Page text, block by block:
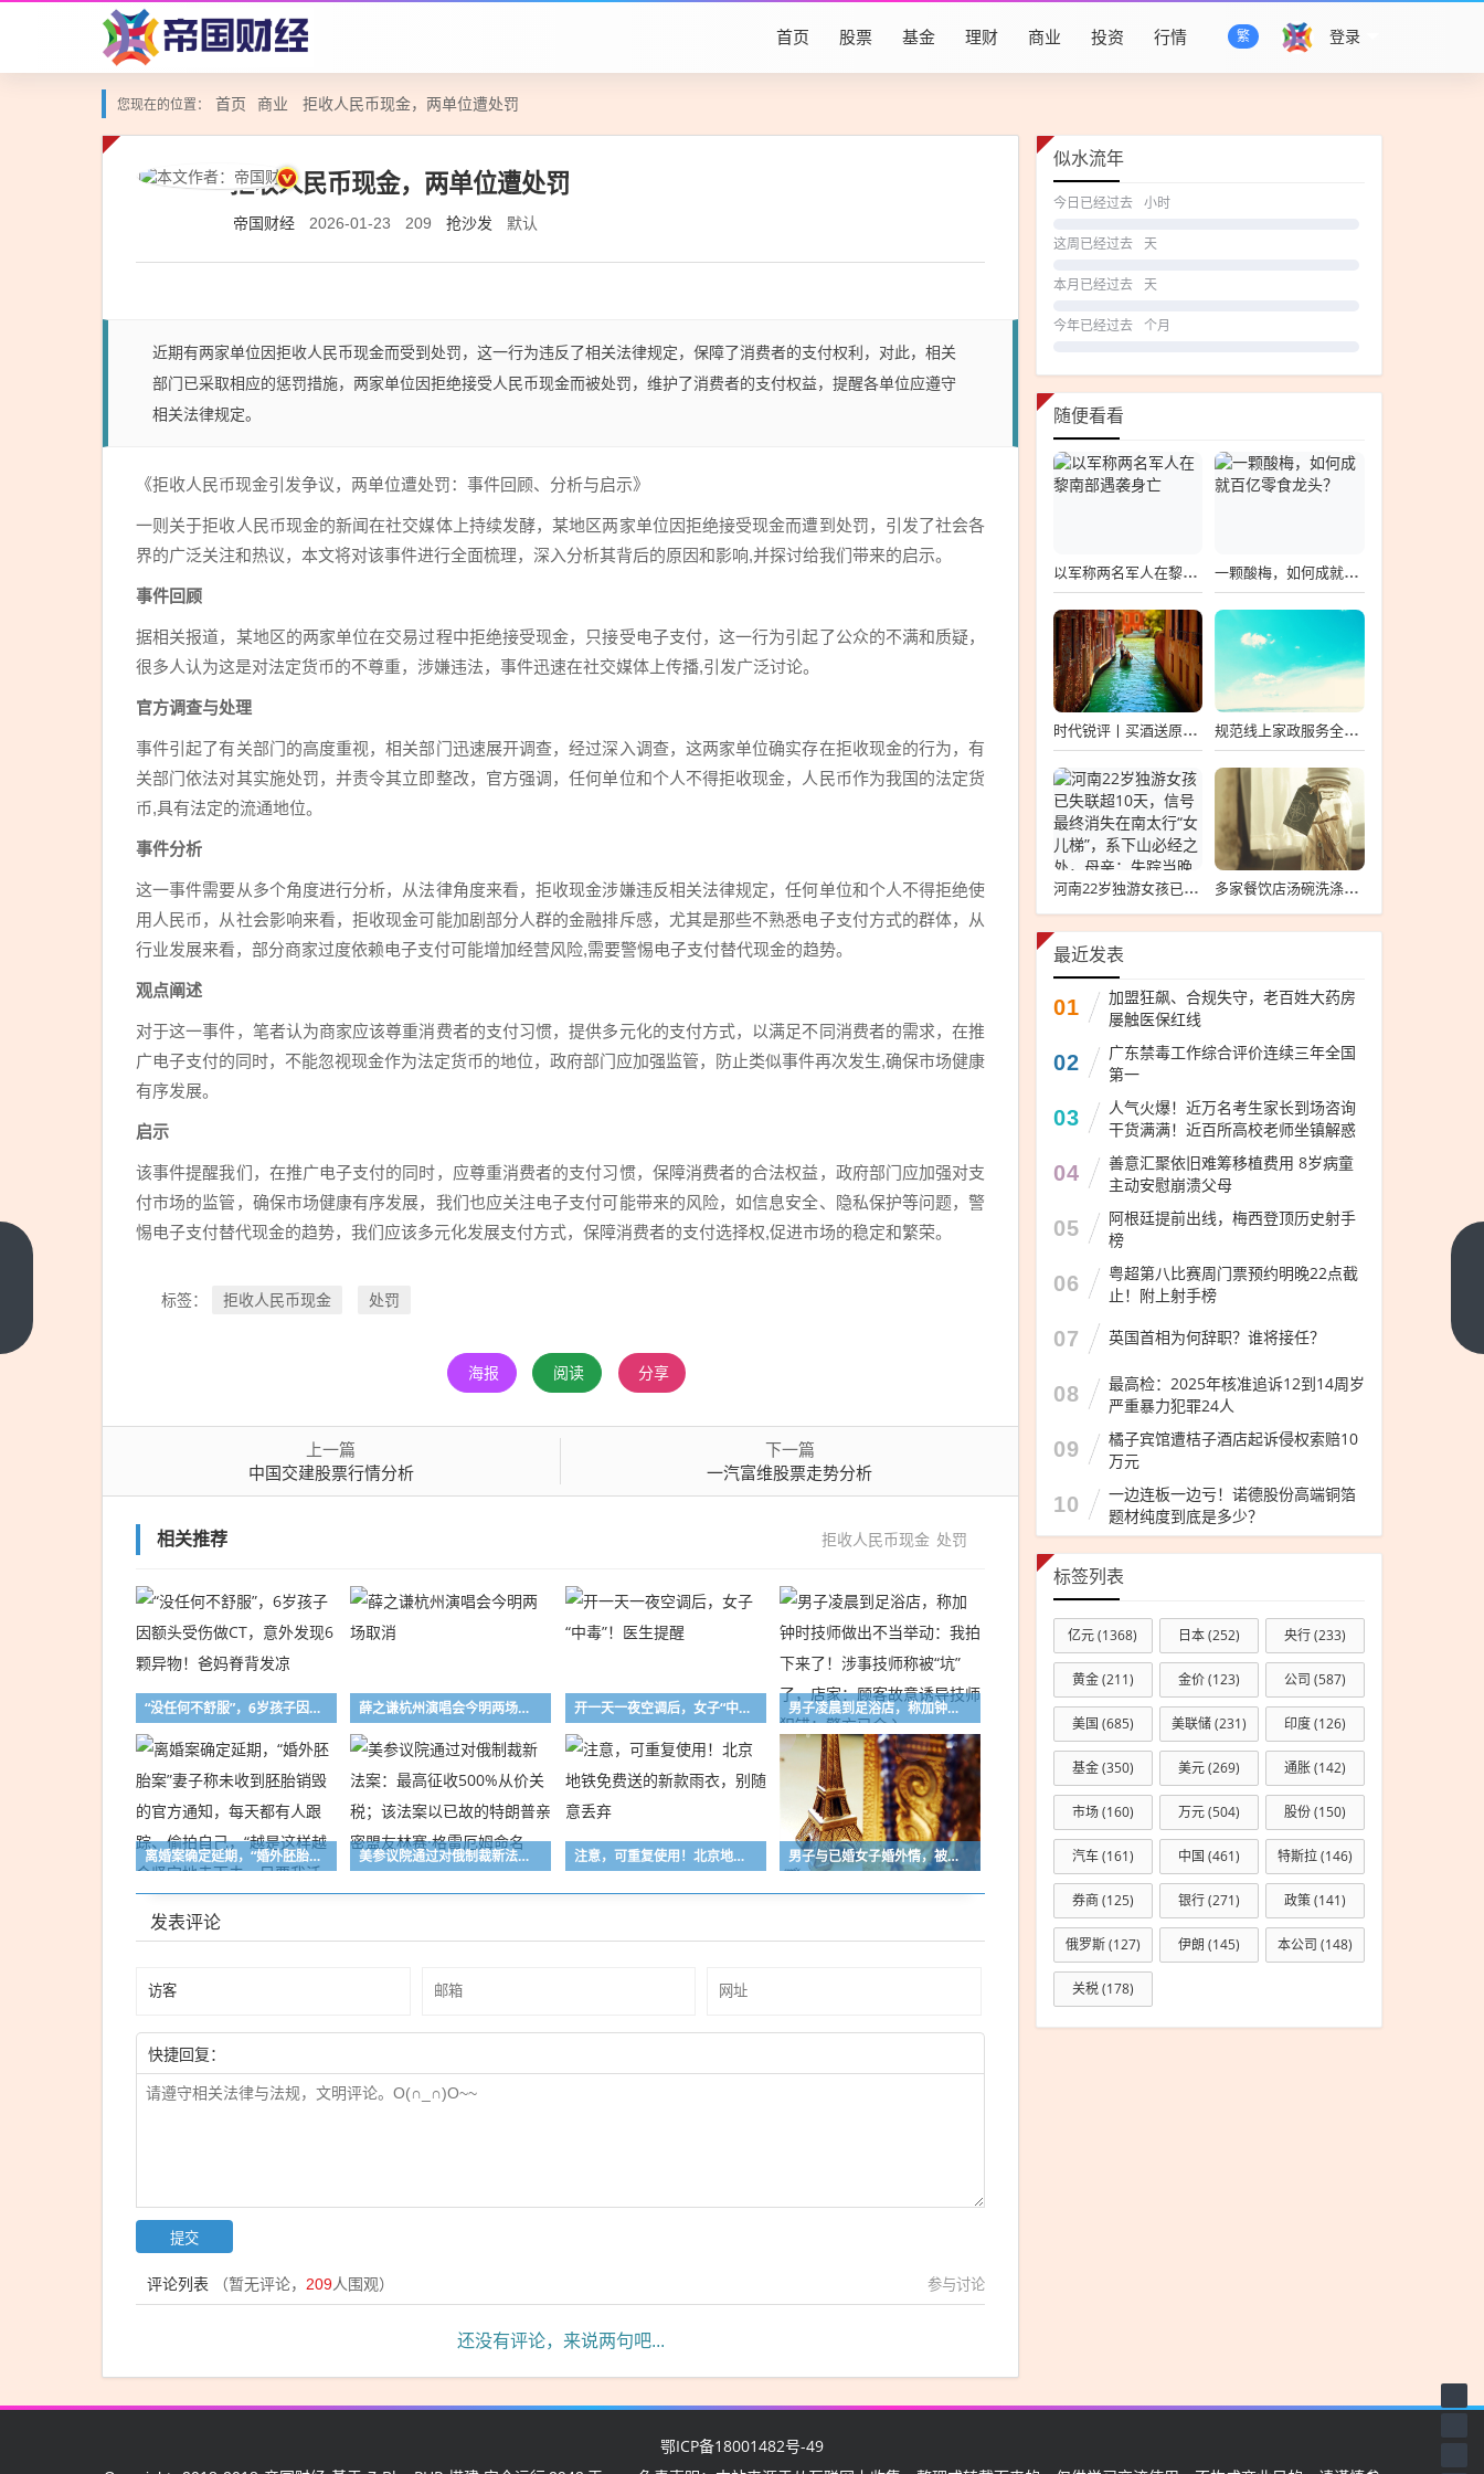
登录
繁
首页 股票 基金 理财 商业 投资 行情
您现在的位置： 首页 商业 拒收人民币现金，两单位遭处罚
拒收人民币现金，两单位遭处罚
帝国财经 2026-01-23 209 抢沙发 默认
近期有两家单位因拒收人民币现金而受到处罚，这一行为违反了相关法律规定，保障了消费者的支付权利，对此，相关
部门已采取相应的惩罚措施，两家单位因拒绝接受人民币现金而被处罚，维护了消费者的支付权益，提醒各单位应遵守
相关法律规定。
《拒收人民币现金引发争议，两单位遭处罚：事件回顾、分析与启示》
一则关于拒收人民币现金的新闻在社交媒体上持续发酵，某地区两家单位因拒绝接受现金而遭到处罚，引发了社会各
界的广泛关注和热议，本文将对该事件进行全面梳理，深入分析其背后的原因和影响,并探讨给我们带来的启示。
事件回顾
据相关报道，某地区的两家单位在交易过程中拒绝接受现金，只接受电子支付，这一行为引起了公众的不满和质疑，
很多人认为这是对法定货币的不尊重，涉嫌违法，事件迅速在社交媒体上传播,引发广泛讨论。
官方调查与处理
事件引起了有关部门的高度重视，相关部门迅速展开调查，经过深入调查，这两家单位确实存在拒收现金的行为，有
关部门依法对其实施处罚，并责令其立即整改，官方强调，任何单位和个人不得拒收现金，人民币作为我国的法定货
币,具有法定的流通地位。
事件分析
这一事件需要从多个角度进行分析，从法律角度来看，拒收现金涉嫌违反相关法律规定，任何单位和个人不得拒绝使
用人民币，从社会影响来看，拒收现金可能加剧部分人群的金融排斥感，尤其是那些不熟悉电子支付方式的群体，从
行业发展来看，部分商家过度依赖电子支付可能增加经营风险,需要警惕电子支付替代现金的趋势。
观点阐述
对于这一事件，笔者认为商家应该尊重消费者的支付习惯，提供多元化的支付方式，以满足不同消费者的需求，在推
广电子支付的同时，不能忽视现金作为法定货币的地位，政府部门应加强监管，防止类似事件再次发生,确保市场健康
有序发展。
启示
该事件提醒我们，在推广电子支付的同时，应尊重消费者的支付习惯，保障消费者的合法权益，政府部门应加强对支
付市场的监管，确保市场健康有序发展，我们也应关注电子支付可能带来的风险，如信息安全、隐私保护等问题，警
惕电子支付替代现金的趋势，我们应该多元化发展支付方式，保障消费者的支付选择权,促进市场的稳定和繁荣。
标签： 拒收人民币现金 处罚
海报 阅读 分享
上一篇
中国交建股票行情分析
下一篇
一汽富维股票走势分析
相关推荐 拒收人民币现金 处罚
“没任何不舒服”，6岁孩子因额头受伤做CT，意外发现6颗异物！爸妈脊背发凉 薛之谦杭州演唱会今明两场取消 开一天一夜空调后，女子“中毒”！医生提醒 男子凌晨到足浴店，称加钟时技师做出不当举动：我拍下来了！涉事技师称被“坑”了，店家：顾客故意诱导技师犯错；警方已介入
离婚案确定延期，“婚外胚胎案”妻子称未收到胚胎销毁的官方通知，每天都有人跟踪、偷拍自己，“越是这样越会坚定地走下去，只要我活着” 美参议院通过对俄制裁新法案：最高征收500%从价关税；该法案以已故的特朗普亲密盟友林赛·格雷厄姆命名 注意，可重复使用！北京地铁免费送的新款雨衣，别随意丢弃 男子与已婚女子婚外情，被女方丈夫发现后双方约定见面，酒后开车撞“情敌”结果错撞路人；法院：故意杀人罪
发表评论
快捷回复：
评论列表 （暂无评论， 209人围观） 参与讨论
还没有评论，来说两句吧...
似水流年
今日已经过去 小时
这周已经过去 天
本月已经过去 天
今年已经过去 个月
随便看看
以军称两名军人在黎南部遇袭身亡 一颗酸梅，如何成就百亿零食龙头？
时代锐评丨买酒送原始股？不要为一张“画饼”赌上半生积蓄 规范线上家政服务全流程 3项国家标准发布→
河南22岁独游女孩已失联超10天，信号最终消失在南太行“女儿梯”，系下山必经之处，母亲：失踪当晚曾短暂开机，此前已两次独游南太行 多家餐饮店汤碗洗涤剂超标，广东人“啷碗”的含金量还在上升
最近发表
01
加盟狂飙、合规失守，老百姓大药房
屡触医保红线
02
广东禁毒工作综合评价连续三年全国
第一
03
人气火爆！近万名考生家长到场咨询
干货满满！近百所高校老师坐镇解惑
04
善意汇聚依旧难筹移植费用 8岁病童
主动安慰崩溃父母
05
阿根廷提前出线，梅西登顶历史射手
榜
06
粤超第八比赛周门票预约明晚22点截
止！附上射手榜
07 英国首相为何辞职？谁将接任？
08
最高检：2025年核准追诉12到14周岁
严重暴力犯罪24人
09
橘子宾馆遭桔子酒店起诉侵权索赔10
万元
10
一边连板一边亏！诺德股份高端铜箔
题材纯度到底是多少？
标签列表
亿元(1368) 日本(252) 央行(233)
黄金(211) 金价(123) 公司 (587)
美国 (685) 美联储(231) 印度(126)
基金(350) 美元(269) 通胀(142)
市场(160) 万元(504) 股份(150)
汽车(161) 中国 (461) 特斯拉(146)
券商(125) 银行(271) 政策(141)
俄罗斯(127) 伊朗 (145) 本公司 (148)
关税(178)
鄂ICP备18001482号-49